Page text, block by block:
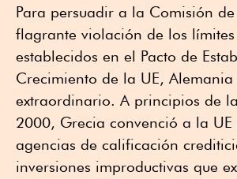
Para persuadir a la Comisión
flagrante violación de los
establecidos en el Pacto de
Crecimiento de la UE,
extraordinario. A principios de
2000, Grecia convenció a la UE
agencias de calificación
inversiones improductivas que